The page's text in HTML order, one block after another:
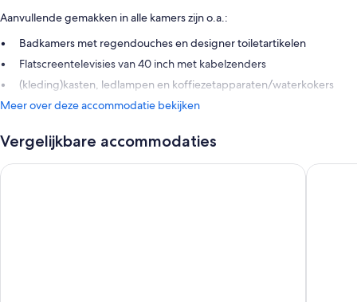
Aanvullende gemakken in alle kamers zijn o.a.:
Badkamers met regendouches en designer toiletartikelen
Flatscreentelevisies van 40 inch met kabelzenders
(kleding)kasten, ledlampen en koffiezetapparaten/waterkokers
Meer over deze accommodatie bekijken
Vergelijkbare accommodaties
Mercure Amsterdam City